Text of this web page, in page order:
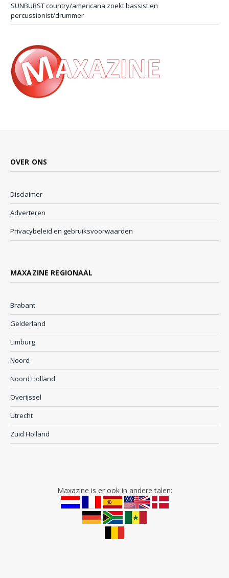
SUNBURST country/americana zoekt bassist en
percussionist/drummer
OVER ONS
Disclaimer
Adverteren
Privacybeleid en gebruiksvoorwaarden
MAXAZINE REGIONAAL
Brabant
Gelderland
Limburg
Noord
Noord Holland
Overijssel
Utrecht
Zuid Holland
Maxazine is er ook in andere talen: